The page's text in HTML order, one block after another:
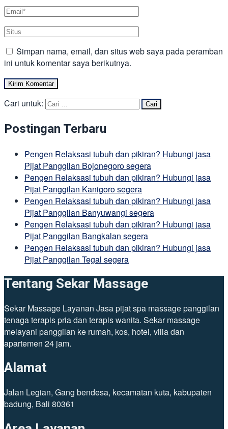
Simpan nama, email, dan situs web saya pada peramban
ini untuk komentar saya berikutnya.
Cari untuk:
Postingan Terbaru
Pengen Relaksasi tubuh dan pikiran? Hubungi jasa
Pijat Panggilan Bojonegoro segera
Pengen Relaksasi tubuh dan pikiran? Hubungi jasa
Pijat Panggilan Kanigoro segera
Pengen Relaksasi tubuh dan pikiran? Hubungi jasa
Pijat Panggilan Banyuwangi segera
Pengen Relaksasi tubuh dan pikiran? Hubungi jasa
Pijat Panggilan Bangkalan segera
Pengen Relaksasi tubuh dan pikiran? Hubungi jasa
Pijat Panggilan Tegal segera
Tentang Sekar Massage
Sekar Massage Layanan Jasa pijat spa massage panggilan
tenaga terapis pria dan terapis wanita. Sekar massage
melayani panggilan ke rumah, kos, hotel, villa dan
apartemen 24 jam.
Alamat
Jalan Legian, Gang bendesa, kecamatan kuta, kabupaten
badung, Bali 80361